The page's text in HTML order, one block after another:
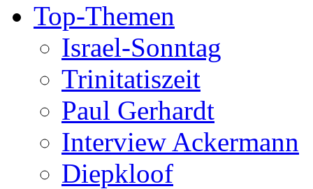
Top-Themen
Israel-Sonntag
Trinitatiszeit
Paul Gerhardt
Interview Ackermann
Diepkloof